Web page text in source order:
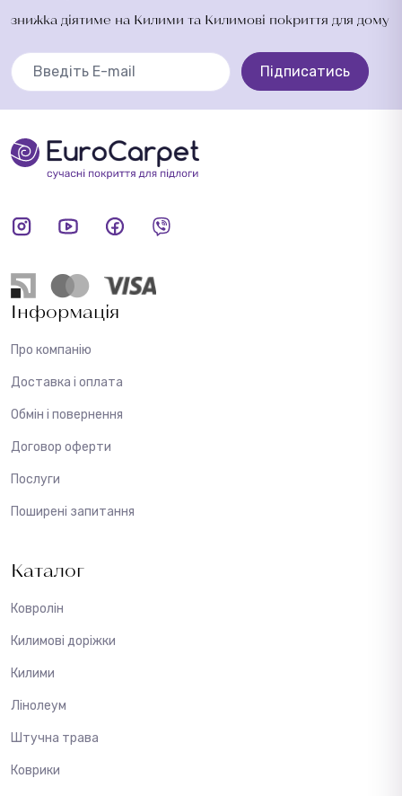
знижка діятиме на Килими та Килимові покриття для дому
Підписатись
Інформація
Про компанію
Доставка і оплата
Обмін і повернення
Договор оферти
Послуги
Поширені запитання
Каталог
Ковролін
Килимові доріжки
Килими
Лінолеум
Штучна трава
Коврики